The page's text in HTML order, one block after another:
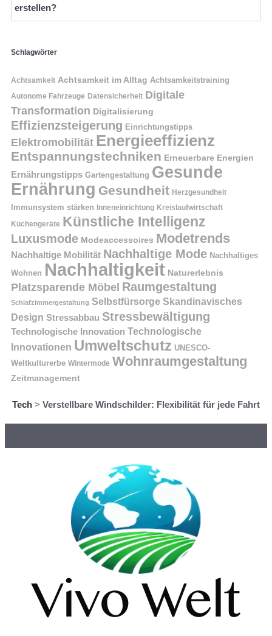
erstellen?
Schlagwörter
Achtsamkeit Achtsamkeit im Alltag Achtsamkeitstraining
Autonome Fahrzeuge Datensicherheit Digitale
Transformation Digitalisierung
Effizienzsteigerung Einrichtungstipps
Elektromobilität Energieeffizienz
Entspannungstechniken Erneuerbare Energien
Ernährungstipps Gartengestaltung Gesunde
Ernährung Gesundheit Herzgesundheit
Immunsystem stärken Inneneinrichtung Kreislaufwirtschaft
Küchengeräte Künstliche Intelligenz
Luxusmode Modeaccessoires Modetrends
Nachhaltige Mobilität Nachhaltige Mode Nachhaltiges
Wohnen Nachhaltigkeit Naturerlebnis
Platzsparende Möbel Raumgestaltung
Schlafzimmergestaltung Selbstfürsorge Skandinavisches
Design Stressabbau Stressbewältigung
Technologische Innovation Technologische
Innovationen Umweltschutz UNESCO-
Weltkulturerbe Wintermode Wohnraumgestaltung
Zeitmanagement
Tech > Verstellbare Windschilder: Flexibilität für jede Fahrt